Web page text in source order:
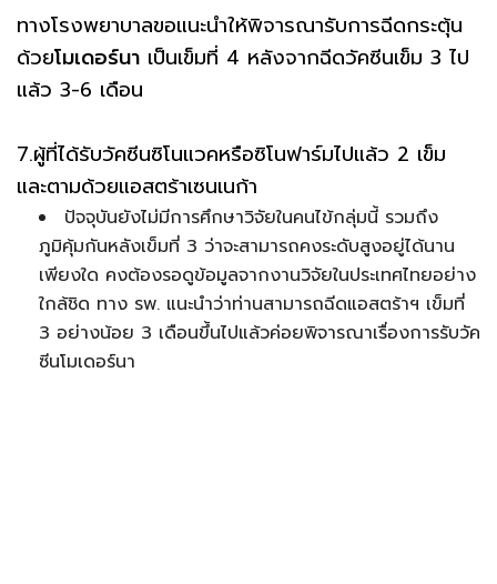
ทางโรงพยาบาลขอแนะนำให้พิจารณารับการฉีดกระตุ้น
ด้วยโมเดอร์นา เป็นเข็มที่ 4 หลังจากฉีดวัคซีนเข็ม 3 ไป
แล้ว 3-6 เดือน
7.ผู้ที่ได้รับวัคซีนซิโนแวคหรือซิโนฟาร์มไปแล้ว 2 เข็ม
และตามด้วยแอสตร้าเซนเนก้า
ปัจจุบันยังไม่มีการศึกษาวิจัยในคนไข้กลุ่มนี้ รวมถึง
ภูมิคุ้มกันหลังเข็มที่ 3 ว่าจะสามารถคงระดับสูงอยู่ได้นาน
เพียงใด คงต้องรอดูข้อมูลจากงานวิจัยในประเทศไทยอย่าง
ใกล้ชิด ทาง รพ. แนะนำว่าท่านสามารถฉีดแอสตร้าฯ เข็มที่
3 อย่างน้อย 3 เดือนขึ้นไปแล้วค่อยพิจารณาเรื่องการรับวัค
ซีนโมเดอร์นา